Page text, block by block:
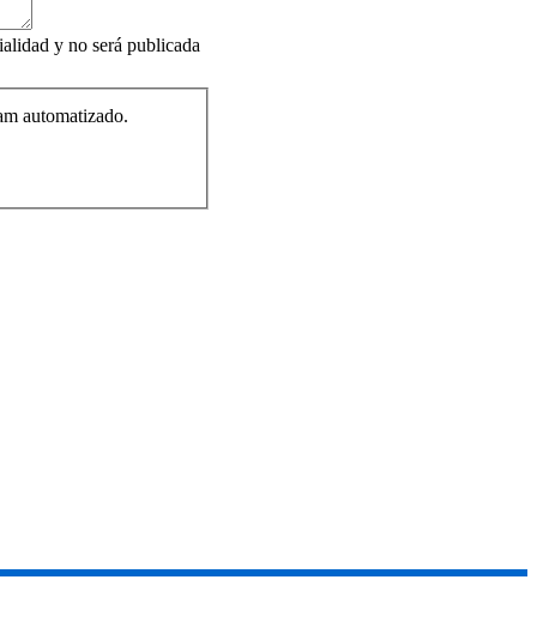
y no será publicada
automatizado.